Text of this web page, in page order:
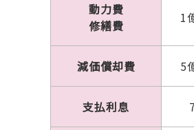
動力費
修繕費
1
減価償却費
5
支払利息